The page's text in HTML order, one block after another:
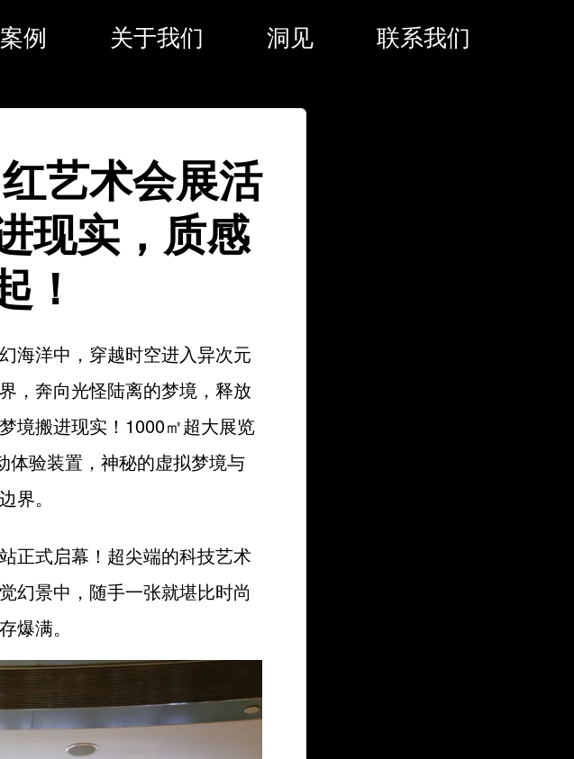
案例 关于我们 洞见 联系我们
艺术会展活
现实，质感
！
海洋中，穿越时空进入异次元
，奔向光怪陆离的梦境，释放
境搬进现实！ 1000㎡超大展览
体验装置， 神秘的虚拟梦境与
界。
正式启幕！ 超尖端的科技艺术
幻景中，随手一张就堪比时尚
爆满。